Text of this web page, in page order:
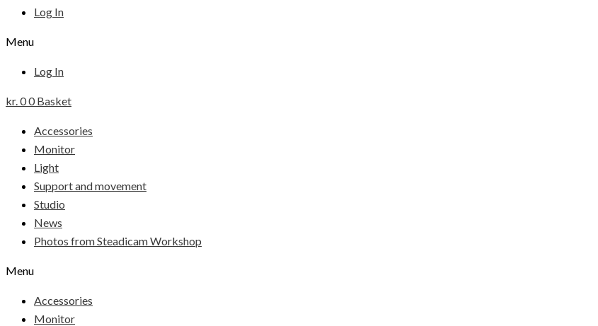
Log In
Menu
Log In
kr.00 Basket
Accessories
Monitor
Light
Support and movement
Studio
News
Photos from Steadicam Workshop
Menu
Accessories
Monitor